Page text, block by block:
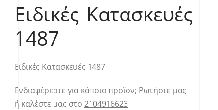
Ειδικές Κατασκευές
1487
Ειδικές Κατασκευές 1487
Ενδιαφέρεστε για κάποιο προϊον; Ρωτήστε μας
ή καλέστε μας στο 2104916623